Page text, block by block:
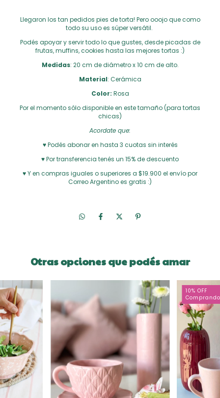
Llegaron los tan pedidos pies de torta! Pero ooojo que como
todo su uso es súper versátil.
Podés apoyar y servir todo lo que gustes, desde picadas de
frutas, muffins, cookies hasta las mejores tortas :)
Medidas: 20 cm de diámetro x 10 cm de alto.
Material: Cerámica
Color: Rosa
Por el momento sólo disponible en este tamaño (para tortas
chicas)
Acordate que:
♥ Podés abonar en hasta 3 cuotas sin interés
♥ Por transferencia tenés un 15% de descuento
♥ Y en compras iguales o superiores a $19.900 el envío por
Correo Argentino es gratis :)
Otras opciones que podés amar
10% OFF